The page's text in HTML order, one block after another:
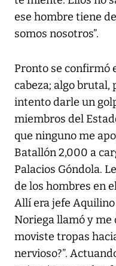
ese hombre tiene
somos nosotros”.
Pronto se confirmó
cabeza; algo brutal,
intento darle un
miembros del
que ninguno me
Batallón 2,000 a
Palacios Góndola.
de los hombres en
Allí era jefe
Noriega llamó y me
moviste tropas
nervioso?”.